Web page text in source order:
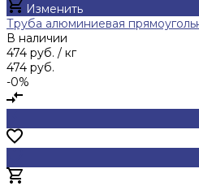
Изменить
Труба алюминиевая
В наличии
474 руб. / кг
474 руб.
-0%